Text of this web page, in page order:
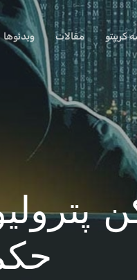
کریپتو مقالات ویدئوها